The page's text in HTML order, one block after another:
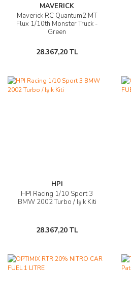
MAVERICK
Maverick RC Quantum2 MT
Flux 1/10th Monster Truck -
Green
28.367,20 TL
HPI
HPI Racing 1/10 Sport 3
BMW 2002 Turbo / Işık Kiti
28.367,20 TL